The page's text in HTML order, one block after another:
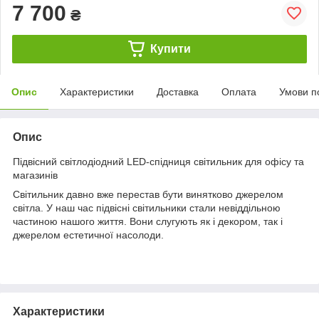
7 700 ₴
Купити
Опис Характеристики Доставка Оплата Умови
Опис
Підвісний світлодіодний LED-спідниця світильник для офісу та
магазинів
Світильник давно вже перестав бути винятково джерелом
світла. У наш час підвісні світильники стали невіддільною
частиною нашого життя. Вони слугують як і декором, так і
джерелом естетичної насолоди.
Характеристики